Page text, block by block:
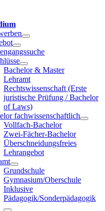
Bachelor & Master
Lehramt
Rechtswissenschaft (Erste
juristische Prüfung / Bachelor
of Laws)
fachwissenschaftlich
Vollfach-Bachelor
Zwei-Fächer-Bachelor
Überschneidungsfreies
Lehrangebot
Grundschule
Gymnasium/Oberschule
Inklusive
Pädagogik/Sonderpädagogik